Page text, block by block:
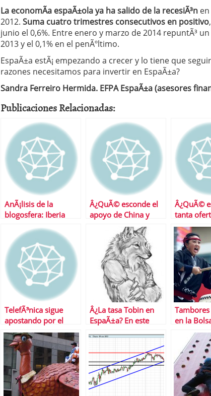
La economÃ­a espaÃ±ola ya ha salido de la recesiÃ³n
2012. Suma cuatro trimestres consecutivos en positivo
junio el 0,6%. Entre enero y marzo de 2014 repuntÃ³ un
2013 y el 0,1% en el penÃºltimo.
EspaÃ±a estÃ¡ empezando a crecer y lo tiene que
razones necesitamos para invertir en EspaÃ±a?
Sandra Ferreiro Hermida. EFPA EspaÃ±a (asesores
Publicaciones Relacionadas:
AnÃ¡lisis de la
blogosfera: Iberia
Â¿QuÃ© esconde el
apoyo de China y
JapÃ³n a EspaÃ±a?
Â¿QuÃ©
tanta
TelefÃ³nica sigue
apostando por el
dividendo
Â¿La tasa Tobin en
EspaÃ±a? En este
en la